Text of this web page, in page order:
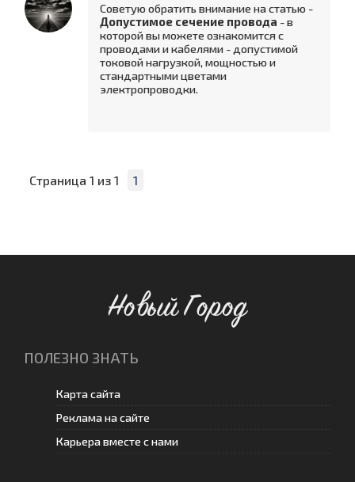
Советую обратить внимание на статью -
Допустимое сечение провода - в
которой вы можете ознакомится с
проводами и кабелями - допустимой
токовой нагрузкой, мощностью и
стандартными цветами
электропроводки.
Страница 1 из 1 1
Новый Город
ПОЛЕЗНО ЗНАТЬ
Карта сайта
Реклама на сайте
Карьера вместе с нами